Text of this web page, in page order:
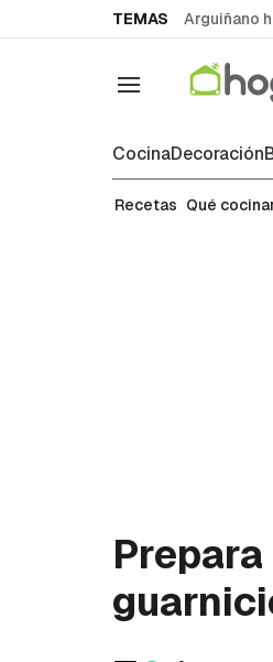
TEMAS Arguiñano
Navegación
CocinaDecoración
Recetas
Recetas Qué